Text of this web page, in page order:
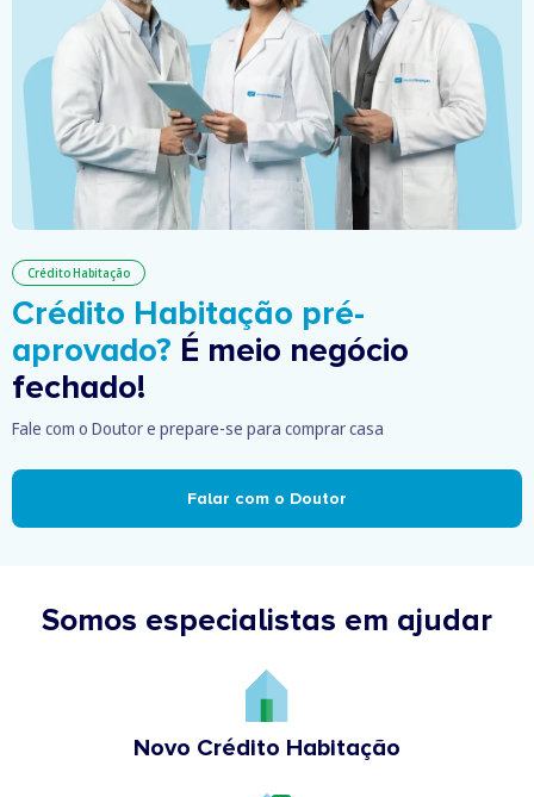
Crédito Habitação
Crédito Habitação pré-
aprovado? É meio negócio
fechado!
Fale com o Doutor e prepare-se para comprar casa
Falar com o Doutor
Somos especialistas em ajudar
Novo Crédito Habitação